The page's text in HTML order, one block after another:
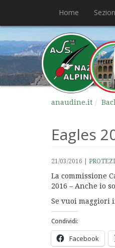
Home
anaudine.it
Eagles
21/03/2016
La commissione
2016 – Anche io
Se vuoi maggiori
Condividi:
Facebook